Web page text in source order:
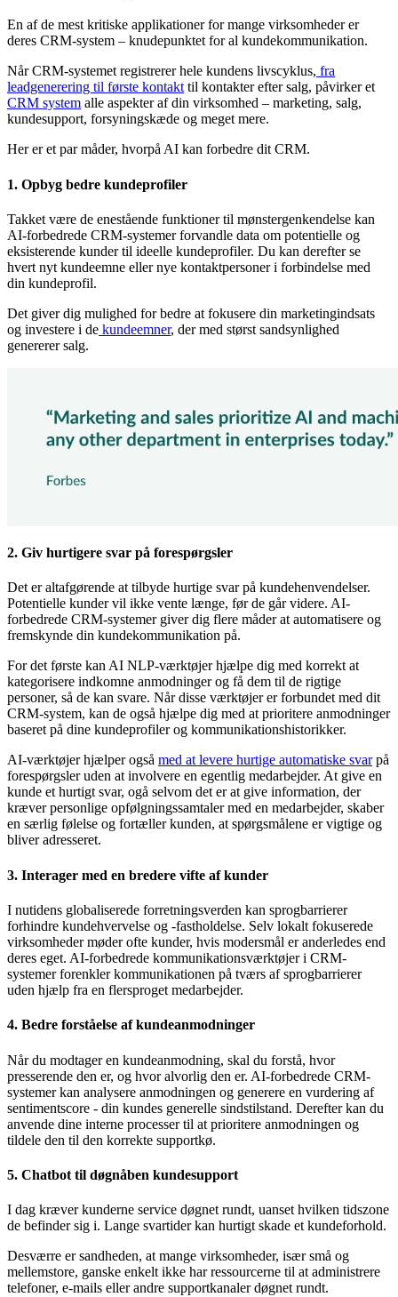
En af de mest kritiske applikationer for mange virksomheder er
deres CRM-system – knudepunktet for al kundekommunikation.
Når CRM-systemet registrerer hele kundens livscyklus, fra
leadgenerering til første kontakttil kontakter efter salg, påvirker et
CRM system alle aspekter af din virksomhed – marketing, salg,
kundesupport, forsyningskæde og meget mere.
Her er et par måder, hvorpå AI kan forbedre dit CRM.
1. Opbyg bedre kundeprofiler
Takket være de enestående funktioner til mønstergenkendelse kan
AI-forbedrede CRM-systemer forvandle data om potentielle og
eksisterende kunder til ideelle kundeprofiler. Du kan derefter se
hvert nyt kundeemne eller nye kontaktpersoner i forbindelse med
din kundeprofil.
Det giver dig mulighed for bedre at fokusere din marketingindsats
og investere i de kundeemner, der med størst sandsynlighed
genererer salg.
2. Giv hurtigere svar på forespørgsler
Det er altafgørende at tilbyde hurtige svar på kundehenvendelser.
Potentielle kunder vil ikke vente længe, før de går videre. AI-
forbedrede CRM-systemer giver dig flere måder at automatisere og
fremskynde din kundekommunikation på.
For det første kan AI NLP-værktøjer hjælpe dig med korrekt at
kategorisere indkomne anmodninger og få dem til de rigtige
personer, så de kan svare. Når disse værktøjer er forbundet med dit
CRM-system, kan de også hjælpe dig med at prioritere anmodninger
baseret på dine kundeprofiler og kommunikationshistorikker.
AI-værktøjer hjælper også med at levere hurtige automatiske svarpå
forespørgsler uden at involvere en egentlig medarbejder. At give en
kunde et hurtigt svar, ogå selvom det er at give information, der
kræver personlige opfølgningssamtaler med en medarbejder, skaber
en særlig følelse og fortæller kunden, at spørgsmålene er vigtige og
bliver adresseret.
3. Interager med en bredere vifte af kunder
I nutidens globaliserede forretningsverden kan sprogbarrierer
forhindre kundehvervelse og -fastholdelse. Selv lokalt fokuserede
virksomheder møder ofte kunder, hvis modersmål er anderledes end
deres eget. AI-forbedrede kommunikationsværktøjer i CRM-
systemer forenkler kommunikationen på tværs af sprogbarrierer
uden hjælp fra en flersproget medarbejder.
4. Bedre forståelse af kundeanmodninger
Når du modtager en kundeanmodning, skal du forstå, hvor
presserende den er, og hvor alvorlig den er. AI-forbedrede CRM-
systemer kan analysere anmodningen og generere en vurdering af
sentimentscore - din kundes generelle sindstilstand. Derefter kan du
anvende dine interne processer til at prioritere anmodningen og
tildele den til den korrekte supportkø.
5. Chatbot til døgnåben kundesupport
I dag kræver kunderne service døgnet rundt, uanset hvilken tidszone
de befinder sig i. Lange svartider kan hurtigt skade et kundeforhold.
Desværre er sandheden, at mange virksomheder, især små og
mellemstore, ganske enkelt ikke har ressourcerne til at administrere
telefoner, e-mails eller andre supportkanaler døgnet rundt.